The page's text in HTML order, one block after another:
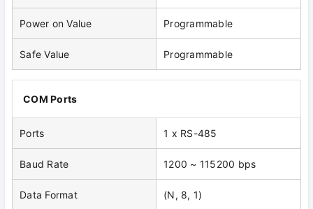
Power on Value Programmable
Safe Value Programmable
COM Ports
Ports 1 x RS-485
Baud Rate 1200 ~ 115200 bps
Data Format (N, 8, 1)